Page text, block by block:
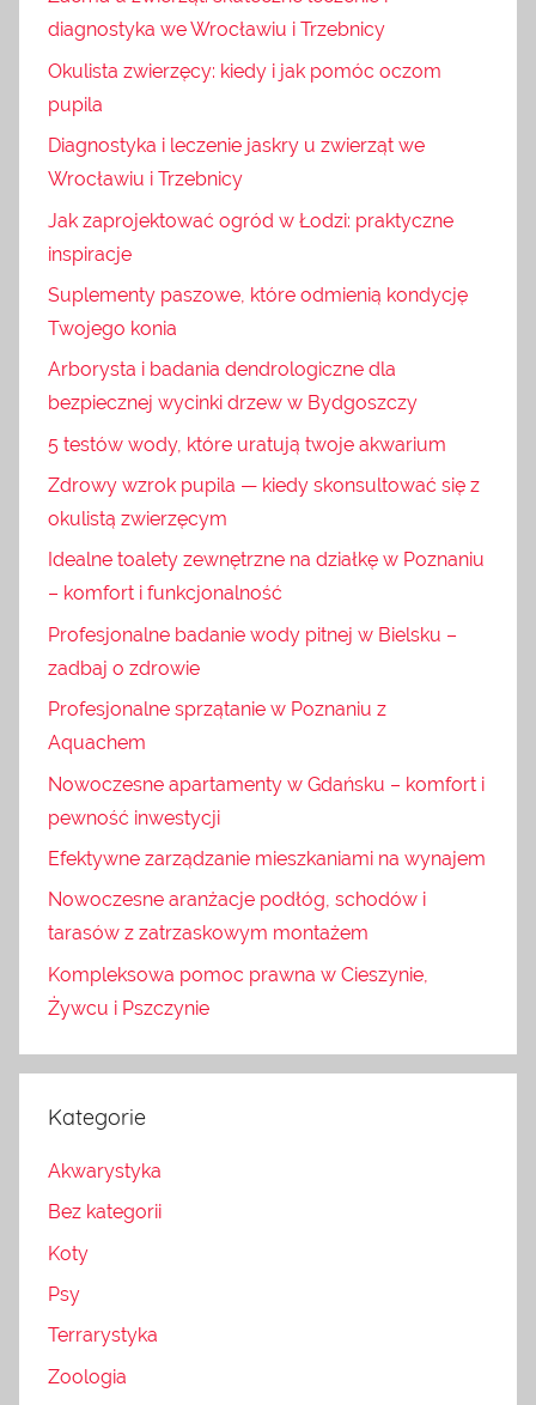
diagnostyka we Wrocławiu i Trzebnicy
Okulista zwierzęcy: kiedy i jak pomóc oczom
pupila
Diagnostyka i leczenie jaskry u zwierząt we
Wrocławiu i Trzebnicy
Jak zaprojektować ogród w Łodzi: praktyczne
inspiracje
Suplementy paszowe, które odmienią kondycję
Twojego konia
Arborysta i badania dendrologiczne dla
bezpiecznej wycinki drzew w Bydgoszczy
5 testów wody, które uratują twoje akwarium
Zdrowy wzrok pupila — kiedy skonsultować się z
okulistą zwierzęcym
Idealne toalety zewnętrzne na działkę w Poznaniu
– komfort i funkcjonalność
Profesjonalne badanie wody pitnej w Bielsku –
zadbaj o zdrowie
Profesjonalne sprzątanie w Poznaniu z
Aquachem
Nowoczesne apartamenty w Gdańsku – komfort i
pewność inwestycji
Efektywne zarządzanie mieszkaniami na wynajem
Nowoczesne aranżacje podłóg, schodów i
tarasów z zatrzaskowym montażem
Kompleksowa pomoc prawna w Cieszynie,
Żywcu i Pszczynie
Kategorie
Akwarystyka
Bez kategorii
Koty
Psy
Terrarystyka
Zoologia